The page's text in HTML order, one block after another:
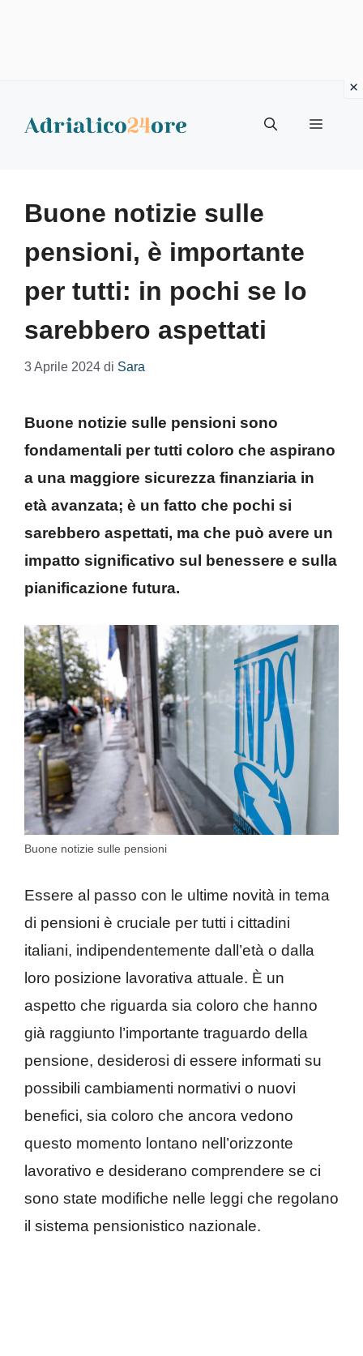
Menu
Buone notizie sulle
pensioni, è importante
per tutti: in pochi se lo
sarebbero aspettati
3 Aprile 2024 di Sara
Buone notizie sulle pensioni sono
fondamentali per tutti coloro che aspirano
a una maggiore sicurezza finanziaria in
età avanzata; è un fatto che pochi si
sarebbero aspettati, ma che può avere un
impatto significativo sul benessere e sulla
pianificazione futura.
Buone notizie sulle pensioni
Essere al passo con le ultime novità in tema
di pensioni è cruciale per tutti i cittadini
italiani, indipendentemente dall’età o dalla
loro posizione lavorativa attuale. È un
aspetto che riguarda sia coloro che hanno
già raggiunto l’importante traguardo della
pensione, desiderosi di essere informati su
possibili cambiamenti normativi o nuovi
benefici, sia coloro che ancora vedono
questo momento lontano nell’orizzonte
lavorativo e desiderano comprendere se ci
sono state modifiche nelle leggi che regolano
il sistema pensionistico nazionale.